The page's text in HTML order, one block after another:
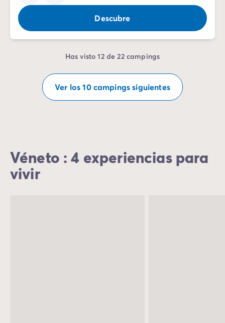
Descubre
Has visto 12 de 22 campings
Ver los 10 campings siguientes
Véneto : 4 experiencias para
vivir